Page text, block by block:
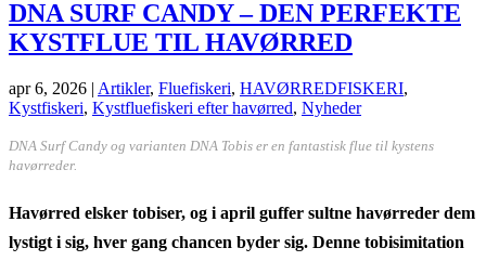
DNA SURF CANDY – DEN PERFEKTE
KYSTFLUE TIL HAVØRRED
apr 6, 2026 | Artikler, Fluefiskeri, HAVØRREDFISKERI,
Kystfiskeri, Kystfluefiskeri efter havørred, Nyheder
DNA Surf Candy og varianten DNA Tobis er en fantastisk flue til kystens
havørreder.
Havørred elsker tobiser, og i april guffer sultne havørreder dem
lystigt i sig, hver gang chancen byder sig. Denne tobisimitation